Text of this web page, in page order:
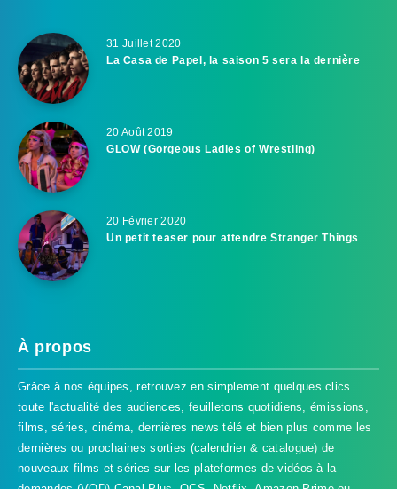
31 Juillet 2020
La Casa de Papel, la saison 5 sera la dernière
20 Août 2019
GLOW (Gorgeous Ladies of Wrestling)
20 Février 2020
Un petit teaser pour attendre Stranger Things
À propos
Grâce à nos équipes, retrouvez en simplement quelques clics
toute l'actualité des audiences, feuilletons quotidiens, émissions,
films, séries, cinéma, dernières news télé et bien plus comme les
dernières ou prochaines sorties (calendrier & catalogue) de
nouveaux films et séries sur les plateformes de vidéos à la